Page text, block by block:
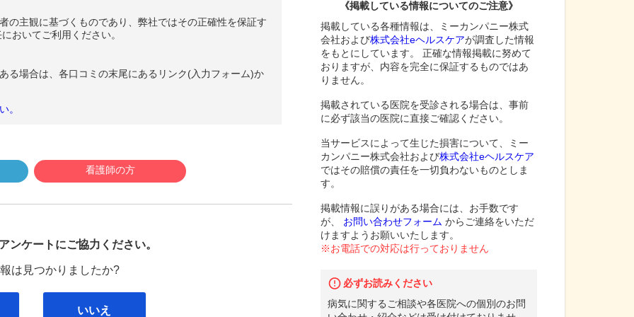
の主観に基づくものであり、弊社ではその正確性を保証す
おいてご利用ください。
る場合は、各口コミの末尾にあるリンク(入力フォーム)か
。
看護師の方
ンケートにご協力ください。
は見つかりましたか?
いいえ
《掲載している情報についてのご注意》
掲載している各種情報は、ミーカンパニー株式
会社および株式会社eヘルスケアが調査した情報
をもとにしています。 正確な情報掲載に努めて
おりますが、内容を完全に保証するものではあ
りません。
掲載されている医院を受診される場合は、事前
に必ず該当の医院に直接ご確認ください。
当サービスによって生じた損害について、ミー
カンパニー株式会社および株式会社eヘルスケア
ではその賠償の責任を一切負わないものとしま
す。
掲載情報に誤りがある場合には、お手数です
が、
お問い合わせフォーム からご連絡をいただ
けますようお願いいたします。
※お電話での対応は行っておりません
必ずお読みください
病気に関するご相談や各医院への個別のお問